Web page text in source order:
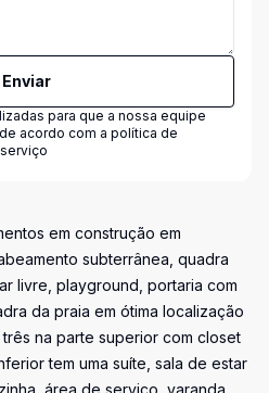
Enviar
para que a nossa equipe
acordo com a política de
em construção em
subterrânea, quadra
livre, playground, portaria com
da praia em ótima localização
três na parte superior com closet
tem uma suíte, sala de estar
área de serviço, varanda.